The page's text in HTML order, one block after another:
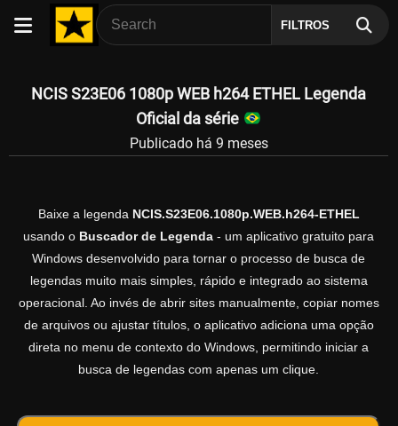
FILTROS
NCIS S23E06 1080p WEB h264 ETHEL Legenda
Oficial da série
Publicado há 9 meses
Baixe a legenda NCIS.S23E06.1080p.WEB.h264-ETHEL
usando o Buscador de Legenda - um aplicativo gratuito para
Windows desenvolvido para tornar o processo de busca de
legendas muito mais simples, rápido e integrado ao sistema
operacional. Ao invés de abrir sites manualmente, copiar nomes
de arquivos ou ajustar títulos, o aplicativo adiciona uma opção
direta no menu de contexto do Windows, permitindo iniciar a
busca de legendas com apenas um clique.